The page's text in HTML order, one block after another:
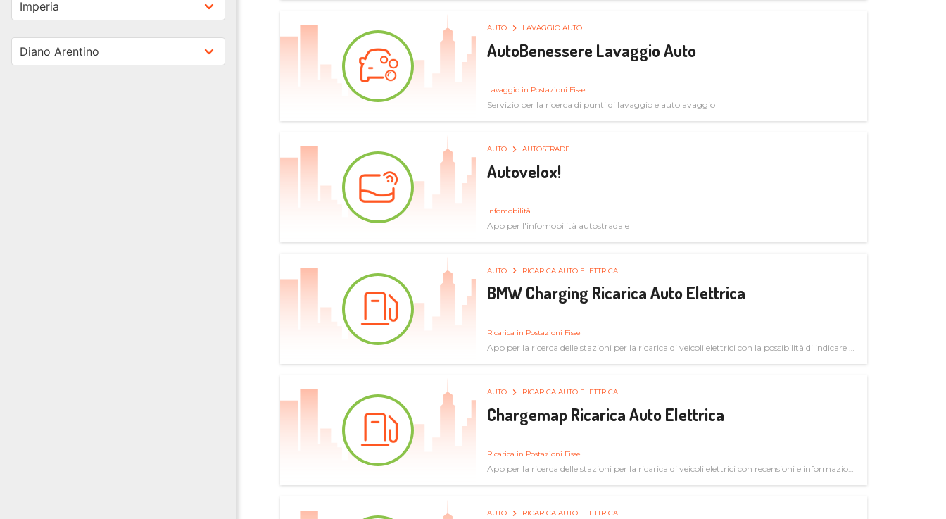
AUTO LAVAGGIO AUTO
AutoBenessere Lavaggio Auto
Lavaggio in Postazioni Fisse
Servizio per la ricerca di punti di lavaggio e autolavaggio
AUTO AUTOSTRADE
Autovelox!
Infomobilità
App per l'infomobilità autostradale
AUTO RICARICA AUTO ELETTRICA
BMW Charging Ricarica Auto Elettrica
Ricarica in Postazioni Fisse
App per la ricerca delle stazioni per la ricarica di veicoli elettrici con la possibilità di indicare le
AUTO RICARICA AUTO ELETTRICA
Chargemap Ricarica Auto Elettrica
Ricarica in Postazioni Fisse
App per la ricerca delle stazioni per la ricarica di veicoli elettrici con recensioni e informazioni
AUTO RICARICA AUTO ELETTRICA